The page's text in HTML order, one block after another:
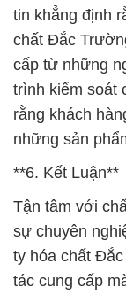
tin khẳng định
chất Đắc
cấp từ những
trình kiểm soát
rằng khách
những sản
**6. Kết Luận**
Tận tâm với
sự chuyên
ty hóa chất
tác cung cấp